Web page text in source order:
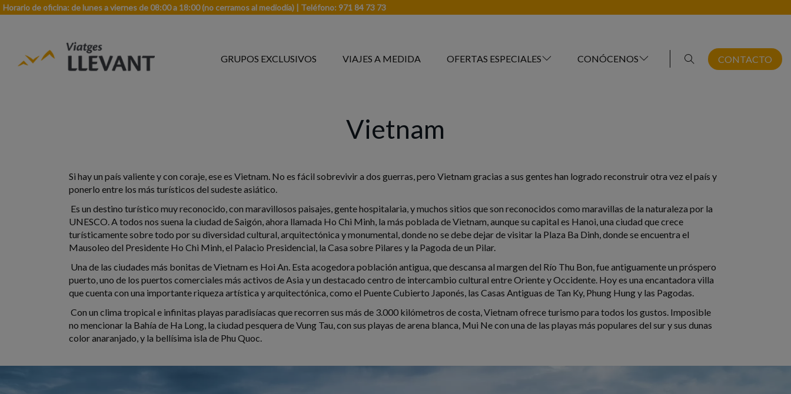
Horario de oficina: de lunes a viernes de 08:00 a 18:00 (no cerramos al mediodía) | Teléfono: 971 84 73 73
GRUPOS EXCLUSIVOS VIAJES A MEDIDA OFERTAS ESPECIALES CONÓCENOS CONTACTO
Vietnam
Si hay un país valiente y con coraje, ese es Vietnam. No es fácil sobrevivir a dos guerras, pero Vietnam gracias a sus gentes han logrado reconstruir otra vez el país y
ponerlo entre los más turísticos del sudeste asiático.
Es un destino turístico muy reconocido, con maravillosos paisajes, gente hospitalaria, y muchos sitios que son reconocidos como maravillas de la naturaleza por la
UNESCO. A todos nos suena la ciudad de Saigón, ahora llamada Ho Chi Minh, la más poblada de Vietnam, aunque su capital es Hanoi, una ciudad que crece
turísticamente sobre todo por su diversidad cultural, arquitectónica y monumental, donde no se debe dejar de visitar la Plaza Ba Dinh, donde se encuentra el
Mausoleo del Presidente Ho Chi Minh, el Palacio Presidencial, la Casa sobre Pilares y la Pagoda de un Pilar.
Una de las ciudades más bonitas de Vietnam es Hoi An. Esta acogedora población antigua, que descansa al margen del Río Thu Bon, fue antiguamente un próspero
puerto, uno de los puertos comerciales más activos de Asia y un destacado centro de intercambio cultural entre Oriente y Occidente. Hoy es una encantadora villa
que cuenta con una importante riqueza artística y arquitectónica, como el Puente Cubierto Japonés, las Casas Antiguas de Tan Ky, Phung Hung y las Pagodas.
Con un clima tropical e infinitas playas paradisíacas que recorren sus más de 3.000 kilómetros de costa, Vietnam ofrece turismo para todos los gustos. Imposible
no mencionar la Bahía de Ha Long, la ciudad pesquera de Vung Tau, con sus playas de arena blanca, Mui Ne con una de las playas más populares del sur y sus dunas
color anaranjado, y la bellísima isla de Phu Quoc.